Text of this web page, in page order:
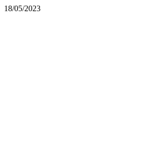
18/05/2023